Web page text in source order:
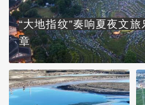
“大地指纹”奏响夏夜文旅
章